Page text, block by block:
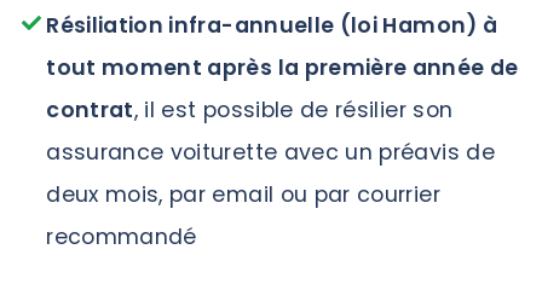
Résiliation infra-annuelle (loi Hamon) à
tout moment après la première année de
contrat, il est possible de résilier son
assurance voiturette avec un préavis de
deux mois, par email ou par courrier
recommandé